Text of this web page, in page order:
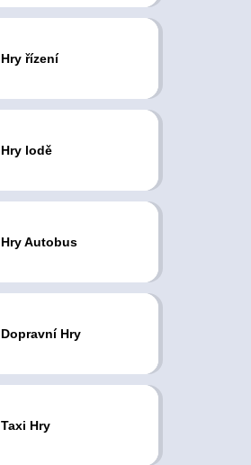
Hry řízení
Hry lodě
Hry Autobus
Dopravní Hry
Taxi Hry